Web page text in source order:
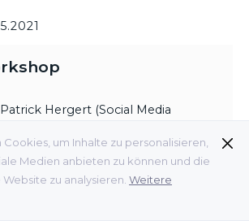
um Inhalte zu personalisieren,
Medien anbieten zu können und die
zu analysieren. Weitere
Hergert (Social Media
(Interconnection Consulting).
und Fördermitglieder,
eine Mitgliedschaft